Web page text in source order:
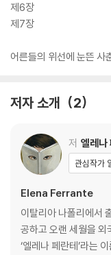
제6장
제7장
어른들의 위선에 눈뜬
저자 소개 2
저 엘레나
관심작가
Elena Ferrante
이탈리아 나폴리에서
공하고 오랜 세월을 외
‘엘레나 페란테’라는